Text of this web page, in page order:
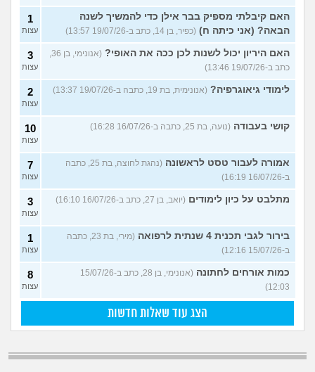
האם קיבלתי מספיק בבר אילן כדי להמשיך לשנה
הבאה? (אני כיתה ח) (כפיר, בן 14, כתב ב-19/07/26 13:57)
1
עצות
האם היריון יכול לשנות לכן ככה את האופי?
(אנונימי, בן 36,
כתב ב-19/07/26 13:46)
3
עצות
לימודי גיאוגרפיה? (אנונימית, בת 19, כתבה ב-19/07/26 13:37) 2
עצות
קושי בעבודה (נועה, בת 25, כתבה ב-16/07/26 16:28) 10
עצות
אמורה לעבור טסט לראשונה
(נהגת לחוצה, בת 25, כתבה
ב-16/07/26 16:19)
7
עצות
מתלבט על כיון לימודים (יואב, בן 27, כתב ב-16/07/26 16:10) 3
עצות
בירור לגבי תכנית 4 שנתית לרפואה
(מירי, בת 23, כתבה
ב-15/07/26 12:16)
1
עצות
כמות אורחים לחתונה
(אנונימי, בן 28, כתב ב-15/07/26
12:03)
8
עצות
הצג עוד שאלות חדשות